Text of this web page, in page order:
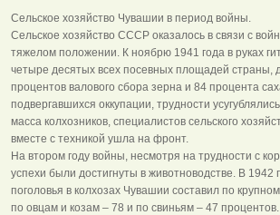
Сельское хозяйство Чувашии в период войны.
Сельское хозяйство СССР оказалось в связи с
тяжелом положении. К ноябрю 1941 года в руках
четыре десятых всех посевных площадей страны,
процентов валового сбора зерна и 84 процента
подвергавшихся оккупации, трудности
масса колхозников, специалистов сельского
вместе с техникой ушла на фронт.
На втором году войны, несмотря на трудности с
успехи были достигнуты в животноводстве. В 1942
поголовья в колхозах Чувашии составил по
по овцам и козам – 78 и по свиньям – 47 процентов.